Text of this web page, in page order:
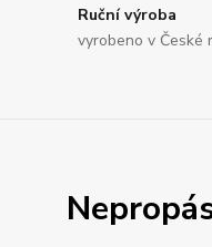
Ruční výroba
vyrobeno v České